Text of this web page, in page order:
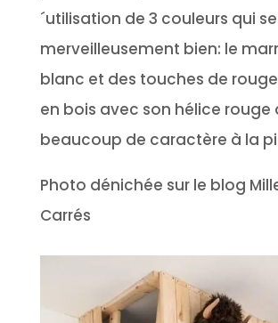
´utilisation de 3 couleurs qui
merveilleusement bien: le
blanc et des touches de
en bois avec son hélice
beaucoup de caractère à la
Photo dénichée sur le blog
Carrés